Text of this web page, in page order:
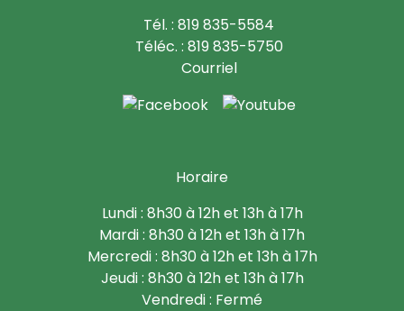
Tél. : 819 835-5584
Téléc. : 819 835-5750
Courriel
Horaire
Lundi : 8h30 à 12h et 13h à 17h
Mardi : 8h30 à 12h et 13h à 17h
Mercredi : 8h30 à 12h et 13h à 17h
Jeudi : 8h30 à 12h et 13h à 17h
Vendredi : Fermé